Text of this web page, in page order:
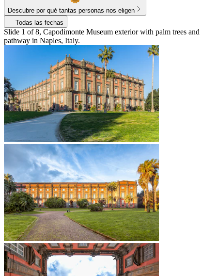
Descubre por qué tantas personas nos eligen
Todas las fechas
Slide 1 of 8, Capodimonte Museum exterior with palm trees and
pathway in Naples, Italy.